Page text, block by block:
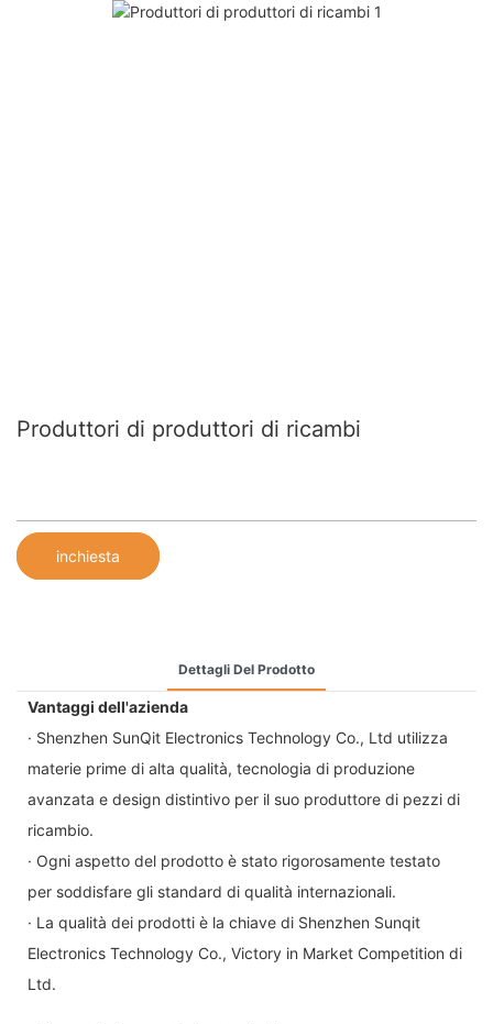
Produttori di produttori di ricambi
inchiesta
Dettagli Del Prodotto
Vantaggi dell'azienda
· Shenzhen SunQit Electronics Technology Co., Ltd utilizza
materie prime di alta qualità, tecnologia di produzione
avanzata e design distintivo per il suo produttore di pezzi di
ricambio.
· Ogni aspetto del prodotto è stato rigorosamente testato
per soddisfare gli standard di qualità internazionali.
· La qualità dei prodotti è la chiave di Shenzhen Sunqit
Electronics Technology Co., Victory in Market Competition di
Ltd.